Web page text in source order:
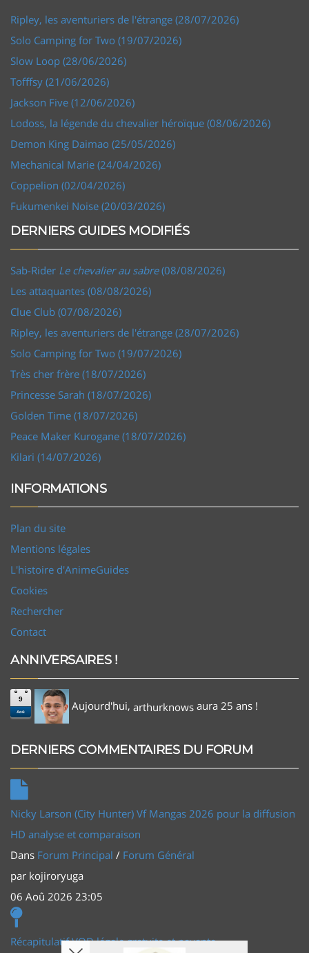
Ripley, les aventuriers de l'étrange (28/07/2026)
Solo Camping for Two (19/07/2026)
Slow Loop (28/06/2026)
Tofffsy (21/06/2026)
Jackson Five (12/06/2026)
Lodoss, la légende du chevalier héroïque (08/06/2026)
Demon King Daimao (25/05/2026)
Mechanical Marie (24/04/2026)
Coppelion (02/04/2026)
Fukumenkei Noise (20/03/2026)
DERNIERS GUIDES MODIFIÉS
Sab-Rider Le chevalier au sabre(08/08/2026)
Les attaquantes (08/08/2026)
Clue Club (07/08/2026)
Ripley, les aventuriers de l'étrange (28/07/2026)
Solo Camping for Two (19/07/2026)
Très cher frère (18/07/2026)
Princesse Sarah (18/07/2026)
Golden Time (18/07/2026)
Peace Maker Kurogane (18/07/2026)
Kilari (14/07/2026)
INFORMATIONS
Plan du site
Mentions légales
L'histoire d'AnimeGuides
Cookies
Rechercher
Contact
ANNIVERSAIRES !
9
Aoû Aujourd'hui, arthurknows aura 25 ans !
DERNIERS COMMENTAIRES DU FORUM
Nicky Larson (City Hunter) Vf Mangas 2026 pour la diffusion
HD analyse et comparaison
Dans Forum Principal / Forum Général
par kojiroryuga
06 Aoû 2026 23:05
Récapitulatif VOD légale gratuite et payante